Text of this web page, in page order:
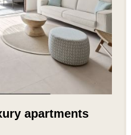
apartments